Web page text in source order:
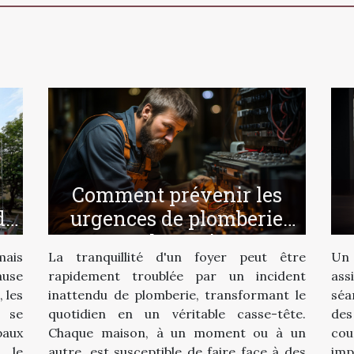
les
se
Comment prévenir les
urgences de plomberie
chez soi
La tranquillité d'un foyer peut être
rapidement troublée par un incident
inattendu de plomberie, transformant le
quotidien en un véritable casse-tête.
Chaque maison, à un moment ou à un
Un